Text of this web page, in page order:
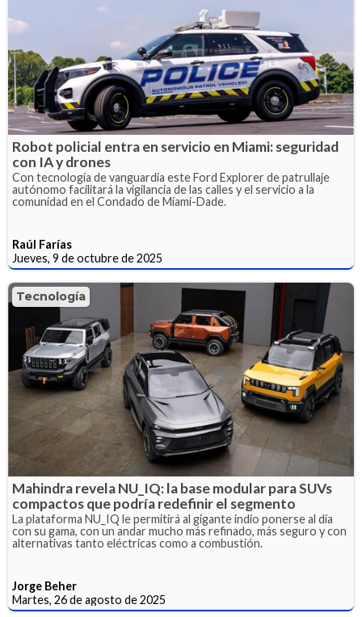
Robot policial entra en servicio en Miami: seguridad
con IA y drones
Con tecnología de vanguardia este Ford Explorer de patrullaje
autónomo facilitará la vigilancia de las calles y el servicio a la
comunidad en el Condado de Miami-Dade.
Raúl Farías
Jueves, 9 de octubre de 2025
Tecnología
Mahindra revela NU_IQ: la base modular para SUVs
compactos que podría redefinir el segmento
La plataforma NU_IQ le permitirá al gigante indio ponerse al día
con su gama, con un andar mucho más refinado, más seguro y con
alternativas tanto eléctricas como a combustión.
Jorge Beher
Martes, 26 de agosto de 2025